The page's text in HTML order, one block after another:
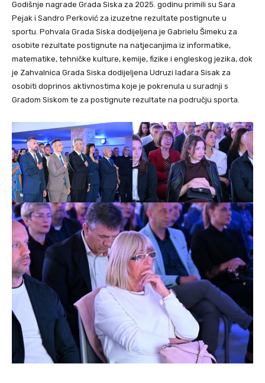
Godišnje nagrade Grada Siska za 2025. godinu primili su Sara
Pejak i Sandro Perković za izuzetne rezultate postignute u
sportu. Pohvala Grada Siska dodijeljena je Gabrielu Šimeku za
osobite rezultate postignute na natjecanjima iz informatike,
matematike, tehničke kulture, kemije, fizike i engleskog jezika, dok
je Zahvalnica Grada Siska dodijeljena Udruzi lađara Sisak za
osobiti doprinos aktivnostima koje je pokrenula u suradnji s
Gradom Siskom te za postignute rezultate na području sporta.